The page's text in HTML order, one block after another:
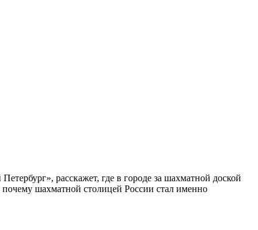
расскажет, где в городе за шахматной доской
шахматной столицей России стал именно